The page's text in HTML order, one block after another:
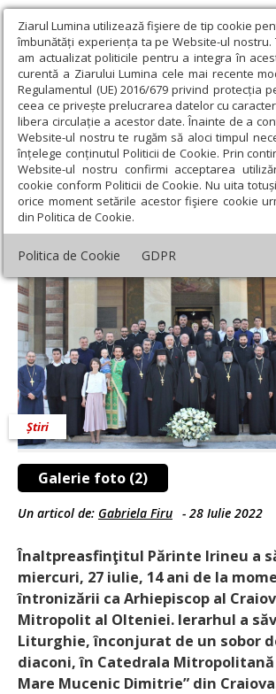
Ziarul Lumina utilizează fişiere de tip cookie
îmbunătăți experiența ta pe Website-ul nostru.
am actualizat politicile pentru a integra în
curentă a Ziarului Lumina cele mai recente
Regulamentul (UE) 2016/679 privind protecția
ceea ce privește prelucrarea datelor cu
libera circulație a acestor date. Înainte de a
Website-ul nostru te rugăm să aloci timpul
înțelege conținutul Politicii de Cookie. Prin
Website-ul nostru confirmi acceptarea
cookie conform Politicii de Cookie. Nu uita
orice moment setările acestor fişiere cookie
din Politica de Cookie.
Politica de Cookie GDPR
Ziarul Lumina › Actualitate religioasă › Știri ›
la ceas aniversar
Mitropolitul Olteniei la ceas
Galerie foto (2)
Știri
Un articol de: Gabriela Firu - 28 Iulie 2022
Înaltpreasfinţitul Părinte Irineu a
miercuri, 27 iulie, 14 ani de la
întronizării ca Arhiepiscop al
Mitropolit al Olteniei. Ierarhul a
Liturghie, înconjurat de un sobor
diaconi, în Catedrala
Mare Mucenic Dimitrie” din